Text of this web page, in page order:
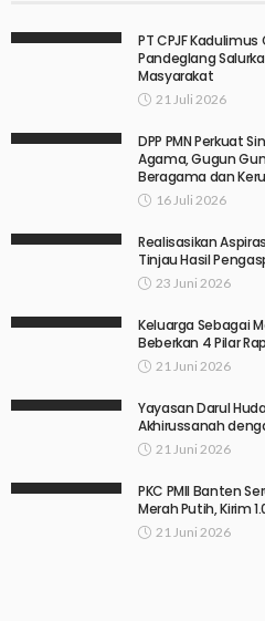
PT CPJF Kadulimus
Pandeglang
Masyarakat
21 Juli 2026
DPP PMN Perkuat
Agama, Gugun
Beragama dan
16 Juli 2026
Realisasikan
Tinjau Hasil
23 Juni 2026
Keluarga Sebagai
Beberkan 4 Pilar
21 Juni 2026
Yayasan Darul
Akhirussanah
21 Juni 2026
PKC PMII Banten
Merah Putih, Kirim
21 Juni 2026